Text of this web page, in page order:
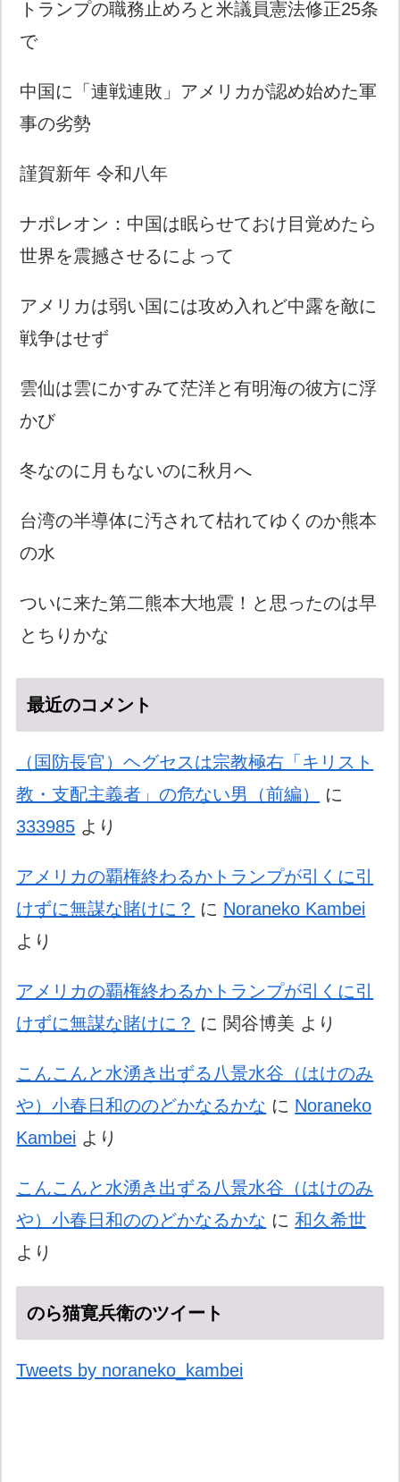
トランプの職務止めろと米議員憲法修正25条
で
中国に「連戦連敗」アメリカが認め始めた軍
事の劣勢
謹賀新年 令和八年
ナポレオン：中国は眠らせておけ目覚めたら
世界を震撼させるによって
アメリカは弱い国には攻め入れど中露を敵に
戦争はせず
雲仙は雲にかすみて茫洋と有明海の彼方に浮
かび
冬なのに月もないのに秋月へ
台湾の半導体に汚されて枯れてゆくのか熊本
の水
ついに来た第二熊本大地震！と思ったのは早
とちりかな
最近のコメント
（国防長官）ヘグセスは宗教極右「キリスト
教・支配主義者」の危ない男（前編）
に
333985 より
アメリカの覇権終わるかトランプが引くに引
けずに無謀な賭けに？ に Noraneko Kambei
より
アメリカの覇権終わるかトランプが引くに引
けずに無謀な賭けに？ に 関谷博美 より
こんこんと水湧き出ずる八景水谷（はけのみ
や）小春日和ののどかなるかな に Noraneko
Kambei より
こんこんと水湧き出ずる八景水谷（はけのみ
や）小春日和ののどかなるかな に和久希世
より
のら猫寛兵衛のツイート
Tweets by noraneko_kambei